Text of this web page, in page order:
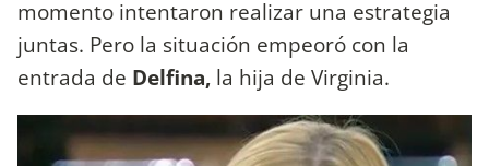
momento intentaron realizar una estrategia
juntas. Pero la situación empeoró con la
entrada de Delfina, la hija de Virginia.